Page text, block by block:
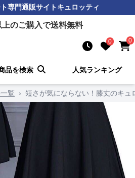
専門通販サイトキュロッティ
上のご購入で送料無料
0 0
品を検索 人気ランキング
覧 › 短さが気にならない！膝丈のキュ